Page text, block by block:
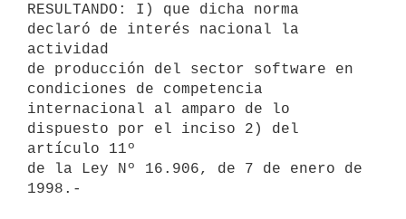
RESULTANDO: I) que dicha norma
declaró de interés nacional la
actividad
de producción del sector software en
condiciones de competencia
internacional al amparo de lo
dispuesto por el inciso 2) del
artículo 11º
de la Ley Nº 16.906, de 7 de enero de
1998.-